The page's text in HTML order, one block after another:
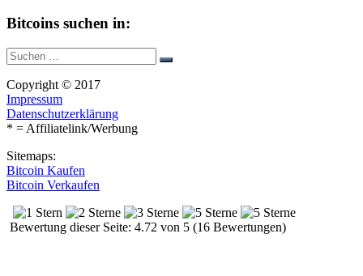
Bitcoins suchen in:
Suche
nach:
Suchen
Copyright © 2017
Impressum
Datenschutzerklärung
* = Affiliatelink/Werbung
Sitemaps:
Bitcoin Kaufen
Bitcoin Verkaufen
Bewertung dieser Seite: 4.72 von 5 (16 Bewertungen)